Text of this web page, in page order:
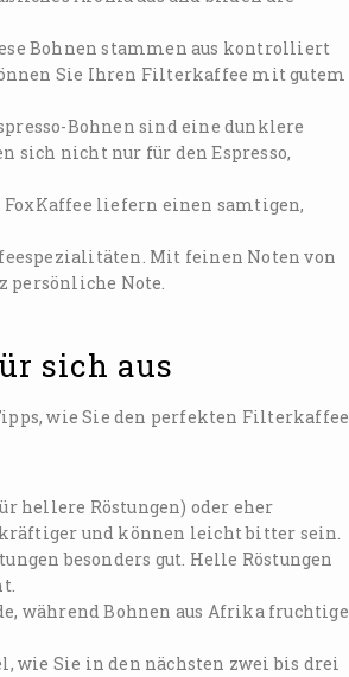
Bohnen stammen aus kontrolliert
Sie Ihren Filterkaffee mit gutem
Bohnen sind eine dunklere
sich nicht nur für den Espresso,
liefern einen samtigen,
Mit feinen Noten von
persönliche Note.
sich aus
wie Sie den perfekten Filterkaffee
hellere Röstungen) oder eher
und können leicht bitter sein.
besonders gut. Helle Röstungen
während Bohnen aus Afrika fruchtige
wie Sie in den nächsten zwei bis drei